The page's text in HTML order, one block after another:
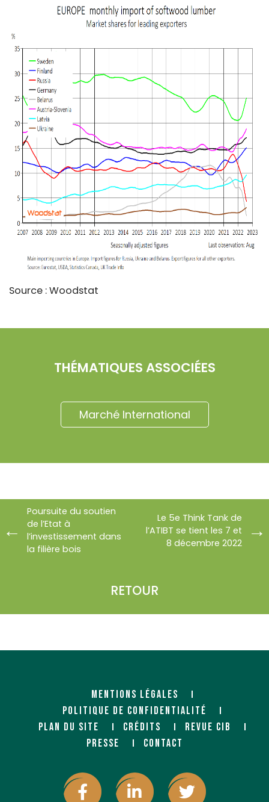
Source : Woodstat
THÉMATIQUES ASSOCIÉES
Marché International
Poursuite du soutien
de l’Etat à
l’investissement dans
la filière bois
RETOUR
Le 5e Think Tank de
l’ATIBT se tient les 7 et
8 décembre 2022
MENTIONS LÉGALES
POLITIQUE DE CONFIDENTIALITÉ
PLAN DU SITE
CRÉDITS
REVUE CIB
PRESSE
CONTACT